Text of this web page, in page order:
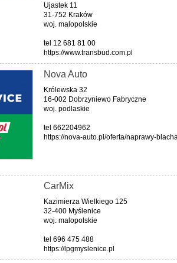
Ujastek 11
31-752 Kraków
woj. malopolskie
tel 12 681 81 00
https://www.transbud.com.pl
Nova Auto
Królewska 32
16-002 Dobrzyniewo Fabryczne
woj. podlaskie
tel 662204962
https://nova-auto.pl/oferta/naprawy-
CarMix
Kazimierza Wielkiego 125
32-400 Myślenice
woj. malopolskie
tel 696 475 488
https://lpgmyslenice.pl